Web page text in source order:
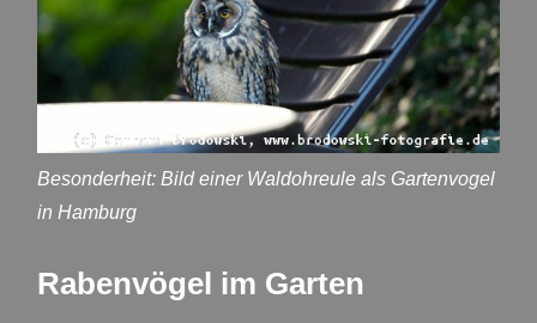
Besonderheit: Bild einer Waldohreule als Gartenvogel
in Hamburg
Rabenvögel im Garten